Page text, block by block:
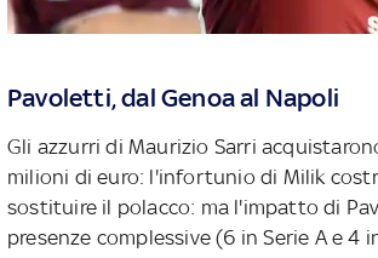
Pavoletti, dal Genoa al Napoli
Gli azzurri di Maurizio Sarri
milioni di euro: l'infortunio di Milik
sostituire il polacco: ma l'impatto di
presenze complessive (6 in Serie A e 4